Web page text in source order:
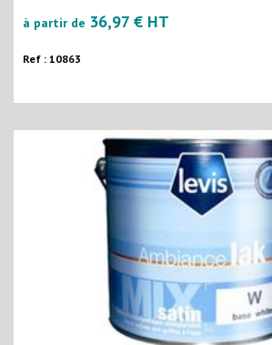
à partir de 36,97 € HT
Ref : 10863